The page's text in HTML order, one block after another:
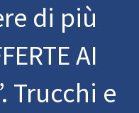
di più
AI
Trucchi e